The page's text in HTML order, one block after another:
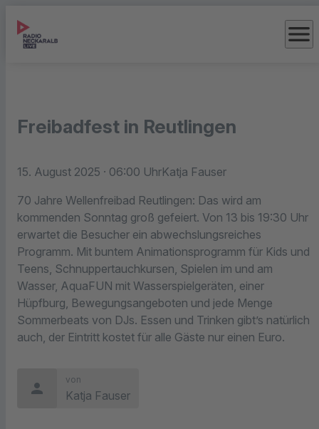
menu
Freibadfest in Reutlingen
15. August 2025 · 06:00 UhrKatja Fauser
70 Jahre Wellenfreibad Reutlingen: Das wird am
kommenden Sonntag groß gefeiert. Von 13 bis 19:30 Uhr
erwartet die Besucher ein abwechslungsreiches
Programm. Mit buntem Animationsprogramm für Kids und
Teens, Schnuppertauchkursen, Spielen im und am
Wasser, AquaFUN mit Wasserspielgeräten, einer
Hüpfburg, Bewegungsangeboten und jede Menge
Sommerbeats von DJs. Essen und Trinken gibt’s natürlich
auch, der Eintritt kostet für alle Gäste nur einen Euro.
person
von
Katja Fauser